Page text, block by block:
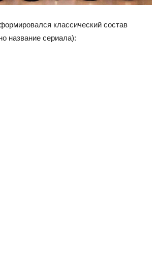
классический состав
название сериала):